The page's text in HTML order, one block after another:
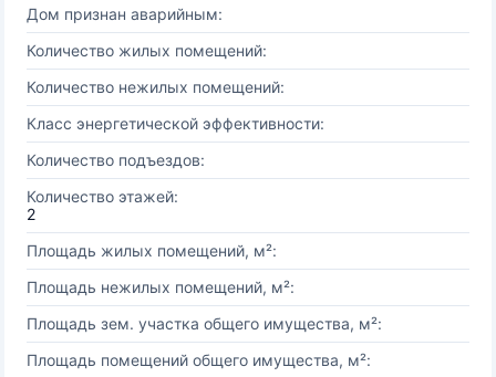
Дом признан аварийным:
Количество жилых помещений:
Количество нежилых помещений:
Класс энергетической эффективности:
Количество подъездов:
Количество этажей:
2
Площадь жилых помещений, м²:
Площадь нежилых помещений, м²:
Площадь зем. участка общего имущества, м²:
Площадь помещений общего имущества, м²: